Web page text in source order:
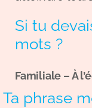
Si tu
mots ?
Familiale – À
Ta phrase